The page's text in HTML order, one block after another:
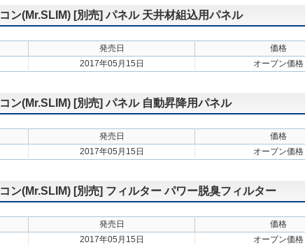
ン(Mr.SLIM) [別売] パネル 天井材組込用パネル
発売日
価格
2017年05月15日 オープン価格
ン(Mr.SLIM) [別売] パネル 自動昇降用パネル
発売日
価格
2017年05月15日 オープン価格
ン(Mr.SLIM) [別売] フィルター パワー脱臭フィルター
発売日
価格
2017年05月15日 オープン価格